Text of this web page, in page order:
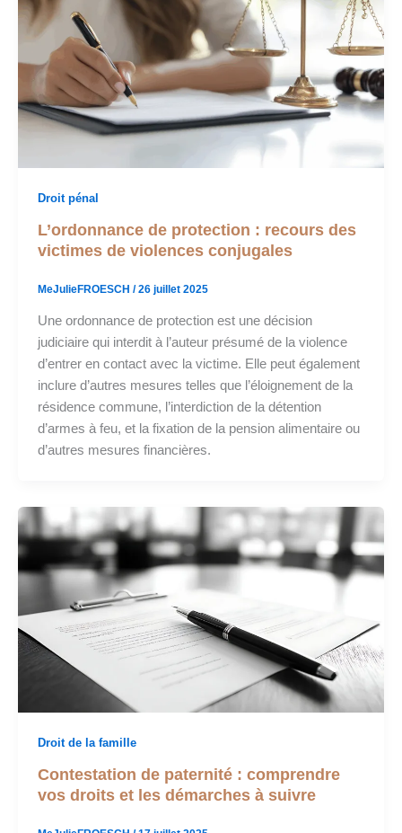
Droit pénal
L’ordonnance de protection : recours des
victimes de violences conjugales
MeJulieFROESCH /26 juillet 2025
Une ordonnance de protection est une décision
judiciaire qui interdit à l’auteur présumé de la violence
d’entrer en contact avec la victime. Elle peut également
inclure d’autres mesures telles que l’éloignement de la
résidence commune, l’interdiction de la détention
d’armes à feu, et la fixation de la pension alimentaire ou
d’autres mesures financières.
Droit de la famille
Contestation de paternité : comprendre
vos droits et les démarches à suivre